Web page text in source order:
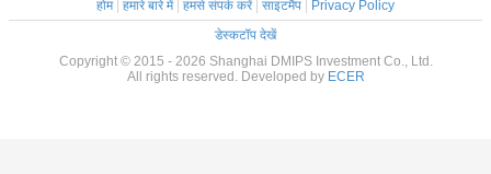
होम| हमारे बारे में| हमसे संपर्क करें| साइटमैप | Privacy Policy
डेस्कटॉप देखें
Copyright © 2015 - 2026 Shanghai DMIPS Investment Co., Ltd.
All rights reserved. Developed by ECER